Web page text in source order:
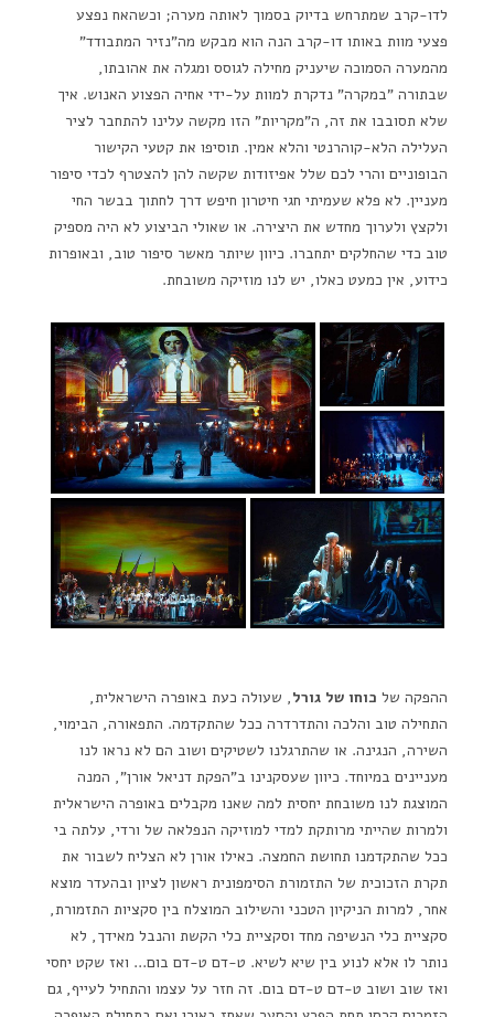
לדו-קרב שמתרחש בדיוק בסמוך לאותה מערה; וכשהאח נפצע
פצעי מוות באותו דו-קרב הנה הוא מבקש מה"נזיר המתבודד"
מהמערה הסמוכה שיעניק מחילה לגוסס ומגלה את אהובתו,
שבתורה "במקרה" נדקרת למוות על-ידי אחיה הפצוע האנוש. איך
שלא תסובבו את זה, ה"מקריות" הזו מקשה עלינו להתחבר לציר
העלילה הלא-קוהרנטי והלא אמין. תוסיפו את קטעי הקישור
הבופוניים והרי לכם שלל אפיזודות שקשה להן להצטרף לכדי סיפור
מעניין. לא פלא שעמיתי חגי חיטרון חיפש דרך לחתוך בבשר החי
ולקצץ ולערוך מחדש את היצירה. או שאולי הביצוע לא היה מספיק
טוב כדי שהחלקים יתחברו. כיוון שיותר מאשר סיפור טוב, ובאופרות
כידוע, אין כמעט כאלו, יש לנו מוזיקה משובחת.
ההפקה של כוחו של גורל, שעולה כעת באופרה הישראלית,
התחילה טוב והלכה והתדרדרה ככל שהתקדמה. התפאורה, הבימוי,
השירה, הנגינה. או שהתרגלנו לשטיקים ושוב הם לא נראו לנו
מעניינים במיוחד. כיוון שעסקנינו ב"הפקת דניאל אורן", המנה
המוצגת לנו משובחת יחסית למה שאנו מקבלים באופרה הישראלית
ולמרות שהייתי מרותקת למדי למוזיקה הנפלאה של ורדי, עלתה בי
ככל שהתקדמנו תחושת החמצה. כאילו אורן לא הצליח לשבור את
תקרת הזכוכית של התזמורת הסימפונית ראשון לציון ובהעדר מוצא
אחר, למרות הניקיון הטכני והשילוב המוצלח בין סקציות התזמורת,
סקציית כלי הנשיפה מחד וסקציית כלי הקשת והנבל מאידך, לא
נותר לו אלא לנוע בין שיא לשיא. ט-דם ט-דם בום… ואז שקט יחסי
ואז שוב ושוב ט-דם ט-דם בום. זה חזר על עצמו והתחיל לעייף, גם